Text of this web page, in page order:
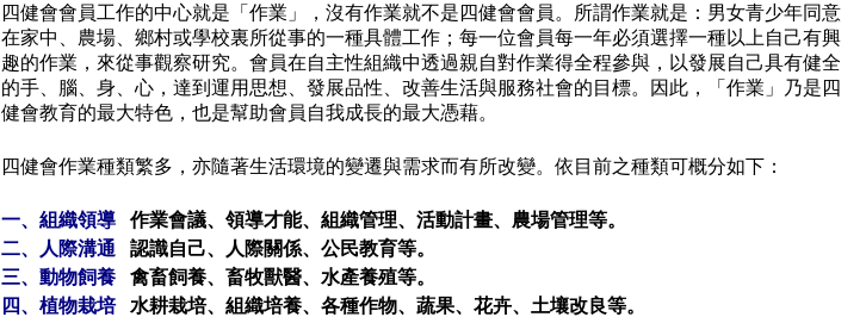
四健會會員工作的中心就是「作業」，沒有作業就不是四健會會員。所謂作業就是：男女青少年同意
在家中、農場、鄉村或學校裏所從事的一種具體工作；每一位會員每一年必須選擇一種以上自己有興
趣的作業，來從事觀察研究。會員在自主性組織中透過親自對作業得全程參與，以發展自己具有健全
的手、腦、身、心，達到運用思想、發展品性、改善生活與服務社會的目標。因此，「作業」乃是四
健會教育的最大特色，也是幫助會員自我成長的最大憑藉。
四健會作業種類繁多，亦隨著生活環境的變遷與需求而有所改變。依目前之種類可概分如下：
一、組織領導
作業會議、領導才能、組織管理、活動計畫、農場管理等。
二、人際溝通
認識自己、人際關係、公民教育等。
三、動物飼養
禽畜飼養、畜牧獸醫、水產養殖等。
四、植物栽培
水耕栽培、組織培養、各種作物、蔬果、花卉、土壤改良等。